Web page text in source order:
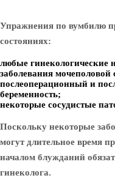
Упражнения по вумбилю
состояниях:
любые гинекологические
заболевания мочеполовой
послеоперационный и
беременность;
некоторые сосудистые
Поскольку некоторые
могут длительное время
началом блужданий
гинеколога.